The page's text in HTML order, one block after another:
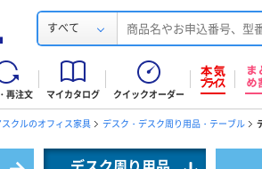
すべて
再注文 マイカタログ クイックオーダー
スクルのオフィス家具 デスク・デスク周り用品・テーブル